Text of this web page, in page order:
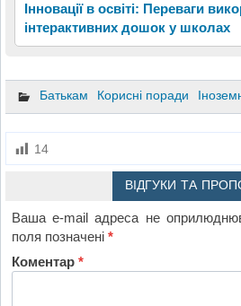
Інновації в освіті: Переваги
інтерактивних дошок у школах
Батькам Корисні поради
14
ВІДГУКИ ТА
Ваша e-mail адреса не
поля позначені*
Коментар*